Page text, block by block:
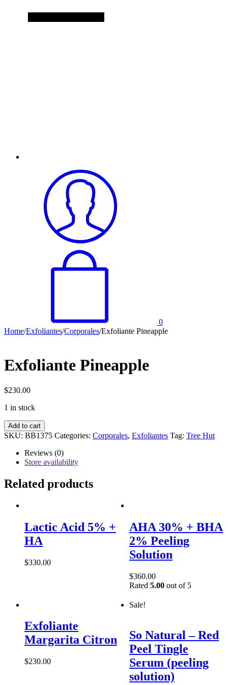
0
Home/Exfoliantes/Corporales/Exfoliante Pineapple
Exfoliante Pineapple
$230.00
1 in stock
Exfoliante
Pineapple
Add to cart
SKU: BB1375 Categories: Corporales, Exfoliantes Tag: Tree Hut
Reviews (0)
Store availability
Related products
Lactic Acid 5% +
HA
$330.00
AHA 30% + BHA
2% Peeling
Solution
$360.00
Rated 5.00 out of 5
Exfoliante
Margarita Citron
$230.00
Sale!
So Natural – Red
Peel Tingle
Serum (peeling
solution)